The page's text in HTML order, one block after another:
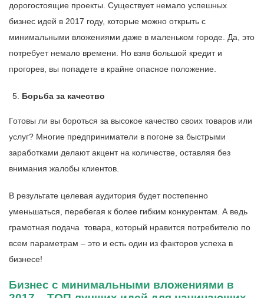
дорогостоящие проекты. Существует немало успешных
бизнес идей в 2017 году, которые можно открыть с
минимальными вложениями даже в маленьком городе. Да, это
потребует немало времени. Но взяв большой кредит и
прогорев, вы попадете в крайне опасное положение.
Борьба за качество
Готовы ли вы бороться за высокое качество своих товаров или
услуг? Многие предприниматели в погоне за быстрыми
заработками делают акцент на количестве, оставляя без
внимания жалобы клиентов.
В результате целевая аудитория будет постепенно
уменьшаться, перебегая к более гибким конкурентам. А ведь
грамотная подача товара, который нравится потребителю по
всем параметрам – это и есть один из факторов успеха в
бизнесе!
Бизнес с минимальными вложениями в